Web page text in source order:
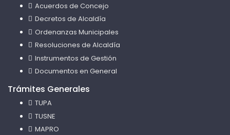
Acuerdos de Concejo
Decretos de Alcaldía
Ordenanzas Municipales
Resoluciones de Alcaldía
Instrumentos de Gestión
Documentos en General
Trámites Generales
TUPA
TUSNE
MAPRO